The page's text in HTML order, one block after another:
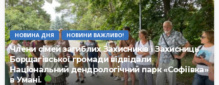
НОВИНА ДНЯ НОВИНИ ВАЖЛИВО!
Члени сімей загиблих Захисників і Захисниць
Борщагівської громади відвідали
Національний дендрологічний парк «Софіївка»
в Умані.